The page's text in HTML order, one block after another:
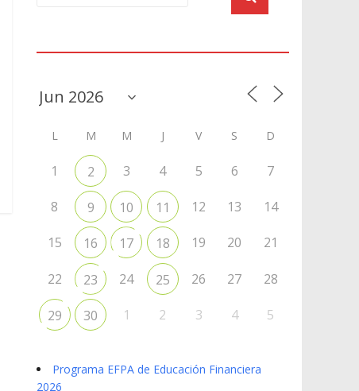
L M M J V S D
1 2 3 4 5 6 7
8 9 10 11 12 13 14
15 16 17 18 19 20 21
22 23 24 25 26 27 28
29 30 1 2 3 4 5
Programa EFPA de Educación Financiera
2026